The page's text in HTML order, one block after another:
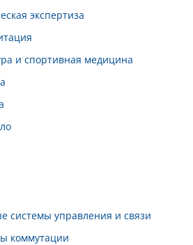
экспертиза
и спортивная медицина
системы управления и связи
коммутации